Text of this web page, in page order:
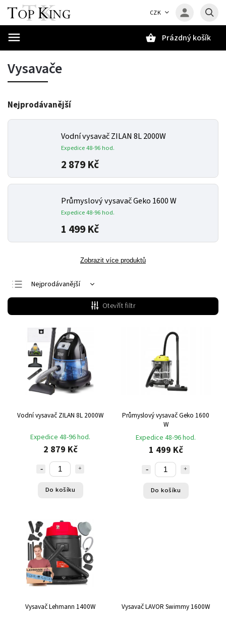
CZK
Prázdný košík
Vysavače
Nejprodávanější
Vodní vysavač ZILAN 8L 2000W
Expedice 48-96 hod.
2 879 Kč
Průmyslový vysavač Geko 1600 W
Expedice 48-96 hod.
1 499 Kč
Zobrazit více produktů
Nejprodávanější
Nejlevnější
Nejdražší
Abecedně
Otevřít filtr
Vodní vysavač ZILAN 8L 2000W
Expedice 48-96 hod.
2 879 Kč
Do košíku
Průmyslový vysavač Geko 1600
W
Expedice 48-96 hod.
1 499 Kč
Do košíku
Vysavač Lehmann 1400W Vysavač LAVOR Swimmy 1600W